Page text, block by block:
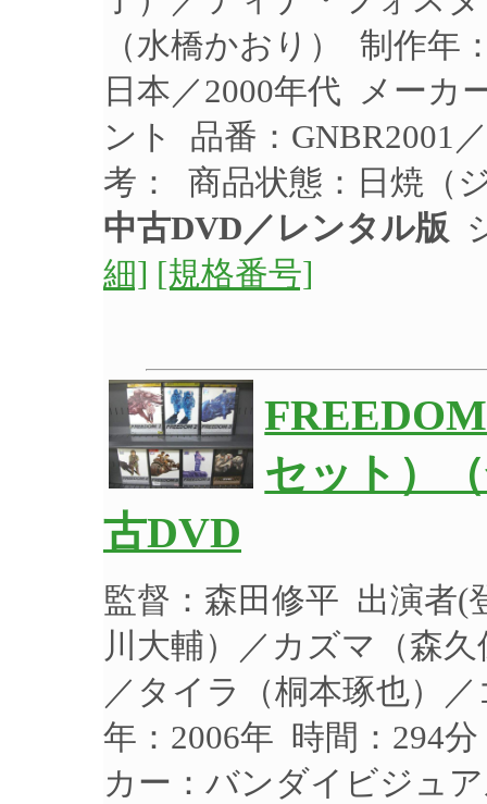
（水橋かおり） 制作年
日本／2000年代 メーカ
ント 品番：GNBR2001
考： 商品状態：日焼（
中古DVD／レンタル版
細] [規格番号]
セット）
古DVD
監督：森田修平 出演者(
川大輔）／カズマ（森
／タイラ（桐本琢也）
年：2006年 時間：294
カー：バンダイビジュ